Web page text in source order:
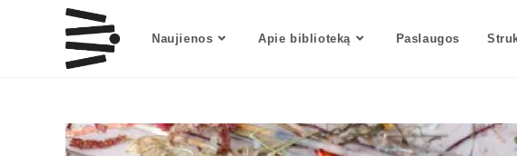
Naujienos Apie biblioteką Paslaugos